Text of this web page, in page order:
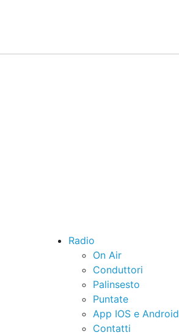
Radio
On Air
Conduttori
Palinsesto
Puntate
App IOS e Android
Contatti